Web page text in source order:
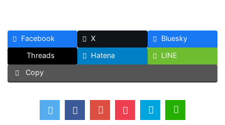
Facebook X
Bluesky
Threads
Hatena
LINE
Copy